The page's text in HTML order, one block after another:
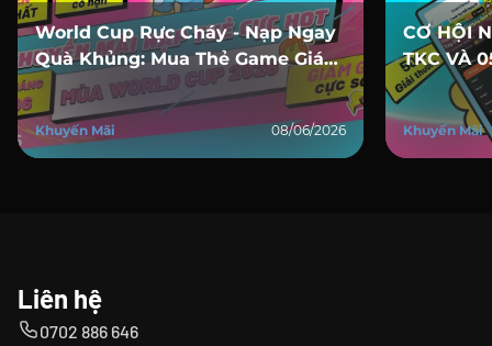
World Cup Rực Cháy - Nạp Ngay
Quà Khủng: Mua Thẻ Game Giá
Tốt Trên MobiGames
Khuyến Mãi 08/06/2026
CƠ HỘI
TKC VÀ
KHI
Khuyến Mãi
Liên hệ
0702 886 646